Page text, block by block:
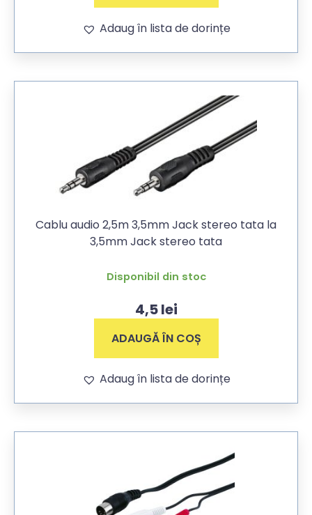
Adaug în lista de dorințe
Cablu audio 2,5m 3,5mm Jack stereo tata la
3,5mm Jack stereo tata
Disponibil din stoc
4,5lei
ADAUGĂ ÎN COȘ
Adaug în lista de dorințe